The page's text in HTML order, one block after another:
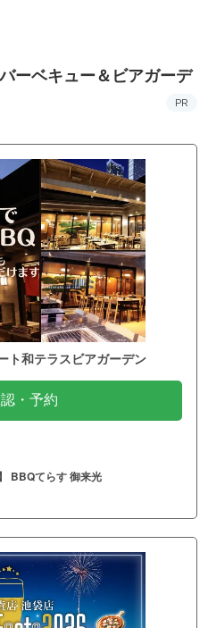
ーベキュー＆ビアガーデ
PR
ト和テラスビアガーデン
・予約
BBQてらす 御来光